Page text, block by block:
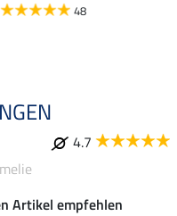
48
4.7
Artikel empfehlen